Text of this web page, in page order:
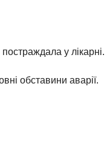
у лікарні.
обставини аварії.